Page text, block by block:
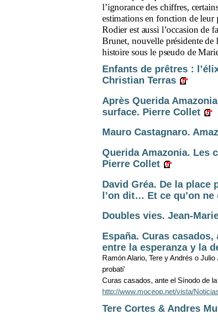
l’ignorance des chiffres,
estimations en fonction de
Rodier est aussi l’occasion de
Brunet, nouvelle présidente de
histoire sous le pseudo de
Enfants de prêtres :
Christian Terras
Après Querida
surface. Pierre Collet
Mauro Castagnaro.
Querida Amazonia. Les
Pierre Collet
David Gréa. De la place
l’on dit… Et ce qu’on
Doubles vies. Jean-
España. Curas
entre la esperanza y la
Ramón Alario, Tere y Andrés o
probati'
Curas casados, ante el Sínodo de
http://www.moceop.net/vista/
Tere Cortes & Andres